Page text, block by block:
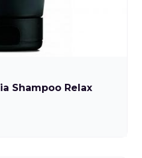
Shampoo Relax